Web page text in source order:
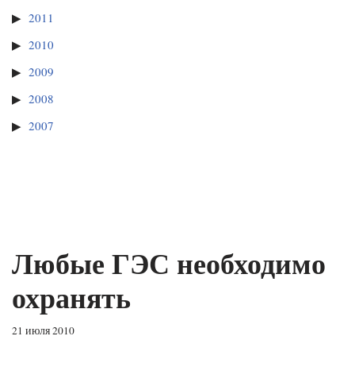
2011
2010
2009
2008
2007
Любые ГЭС необходимо
охранять
21 июля 2010